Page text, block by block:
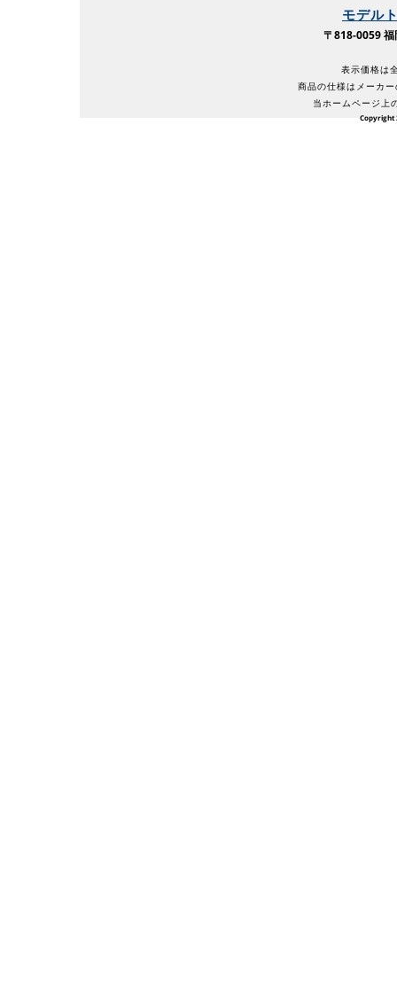
モデル
〒818-0059
表示価格は
商品の仕様はメーカ
当ホームページ上
Copyright